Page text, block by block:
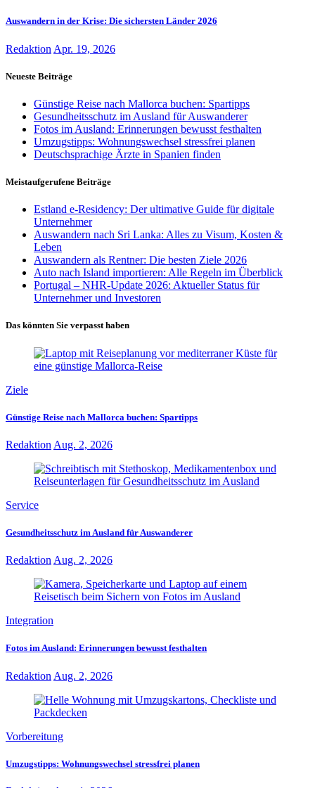
Auswandern in der Krise: Die sichersten Länder 2026
Redaktion Apr. 19, 2026
Neueste Beiträge
Günstige Reise nach Mallorca buchen: Spartipps
Gesundheitsschutz im Ausland für Auswanderer
Fotos im Ausland: Erinnerungen bewusst festhalten
Umzugstipps: Wohnungswechsel stressfrei planen
Deutschsprachige Ärzte in Spanien finden
Meistaufgerufene Beiträge
Estland e-Residency: Der ultimative Guide für digitale
Unternehmer
Auswandern nach Sri Lanka: Alles zu Visum, Kosten &
Leben
Auswandern als Rentner: Die besten Ziele 2026
Auto nach Island importieren: Alle Regeln im Überblick
Portugal – NHR-Update 2026: Aktueller Status für
Unternehmer und Investoren
Das könnten Sie verpasst haben
Ziele
Günstige Reise nach Mallorca buchen: Spartipps
Redaktion Aug. 2, 2026
Service
Gesundheitsschutz im Ausland für Auswanderer
Redaktion Aug. 2, 2026
Integration
Fotos im Ausland: Erinnerungen bewusst festhalten
Redaktion Aug. 2, 2026
Vorbereitung
Umzugstipps: Wohnungswechsel stressfrei planen